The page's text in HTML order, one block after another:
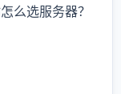
么选服务器？